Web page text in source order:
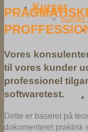
Kurser
Kurser
Vores
til vores kunder
professionel
softwaretest.
Dette er baseret på
dokumenteret praktisk